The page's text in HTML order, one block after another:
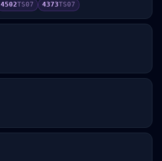
4502TS07 4373TS07